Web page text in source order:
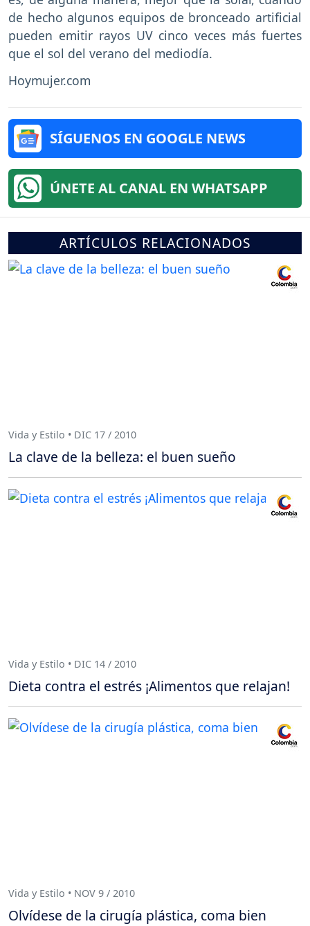
de hecho algunos equipos de bronceado artificial
pueden emitir rayos UV cinco veces más fuertes
que el sol del verano del mediodía.
Hoymujer.com
SÍGUENOS EN GOOGLE NEWS
ÚNETE AL CANAL EN WHATSAPP
ARTÍCULOS RELACIONADOS
Vida y Estilo • DIC 17 / 2010
La clave de la belleza: el buen sueño
Vida y Estilo • DIC 14 / 2010
Dieta contra el estrés ¡Alimentos que relajan!
Vida y Estilo • NOV 9 / 2010
Olvídese de la cirugía plástica, coma bien